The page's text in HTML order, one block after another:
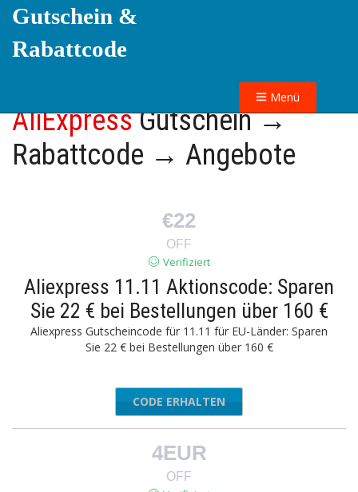
Gutschein &
Rabattcode
Menü
AliExpressGutschein →
Rabattcode → Angebote
€22
OFF
Verifiziert
Aliexpress 11.11 Aktionscode: Sparen
Sie 22 € bei Bestellungen über 160 €
Aliexpress Gutscheincode für 11.11 für EU-Länder: Sparen
Sie 22 € bei Bestellungen über 160 €
UPERS22
CODE ERHALTEN
4EUR
OFF